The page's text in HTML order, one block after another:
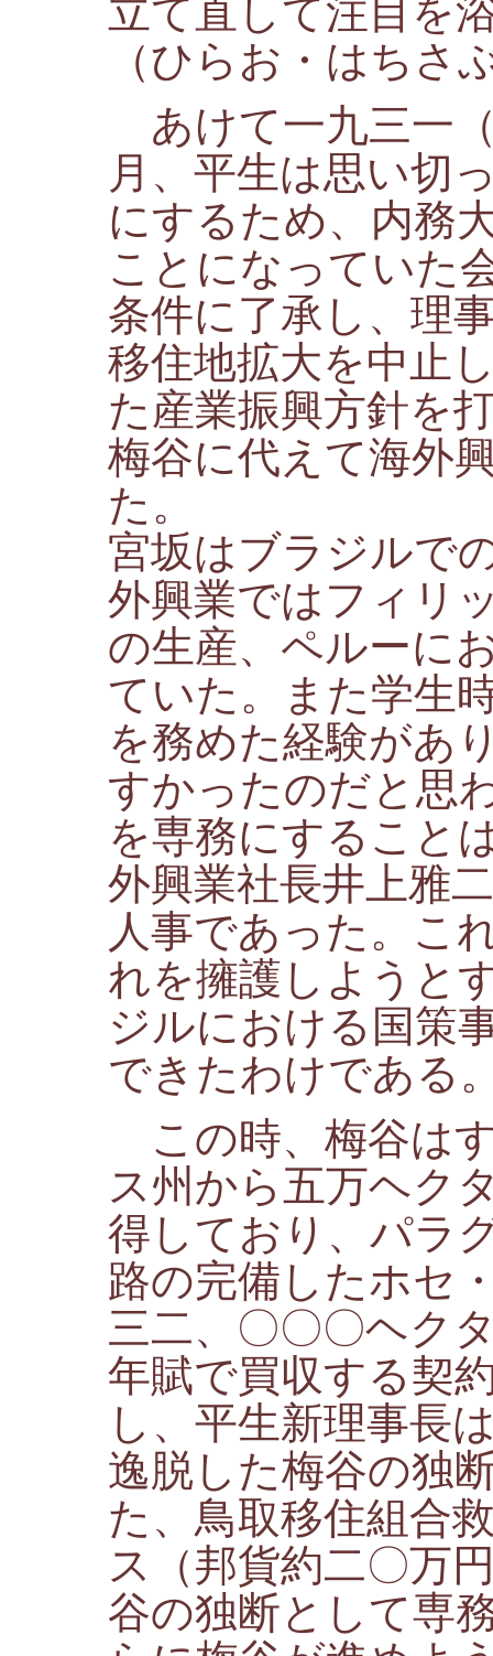
立て直して注目を
（ひらお・はちさ
あけて一九三一
月、平生は思い切
にするため、内務
ことになっていた
条件に了承し、理
移住地拡大を中止
た産業振興方針を
梅谷に代えて海外
た。
宮坂はブラジルで
外興業ではフィリ
の生産、ペルーに
ていた。また学生
を務めた経験があ
すかったのだと思
を専務にすること
外興業社長井上雅
人事であった。こ
れを擁護しようと
ジルにおける国策
できたわけである
この時、梅谷は
ス州から五万ヘク
得しており、パラ
路の完備したホセ
三二、〇〇〇ヘク
年賦で買収する契
し、平生新理事長
逸脱した梅谷の独
た、鳥取移住組合
ス（邦貨約二〇万
谷の独断として専